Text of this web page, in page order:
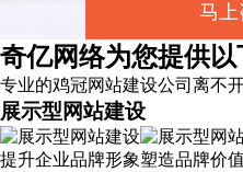
马上
奇亿网络为您提供
专业的鸡冠网站建设公司离不
展示型网站建设
提升企业品牌形象塑造品牌价值